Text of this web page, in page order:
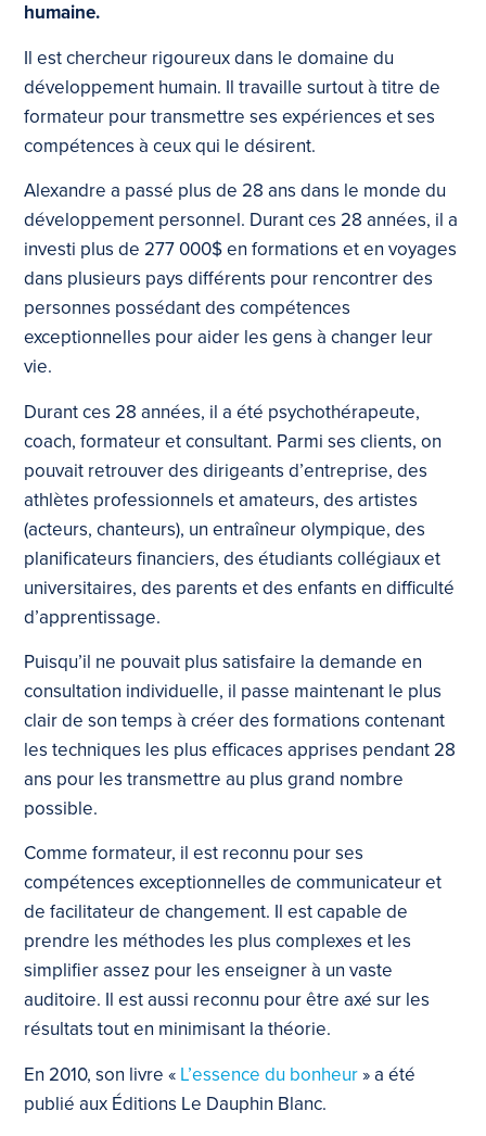
humaine.
Il est chercheur rigoureux dans le domaine du
développement humain. Il travaille surtout à titre de
formateur pour transmettre ses expériences et ses
compétences à ceux qui le désirent.
Alexandre a passé plus de 28 ans dans le monde du
développement personnel. Durant ces 28 années, il a
investi plus de 277 000$ en formations et en voyages
dans plusieurs pays différents pour rencontrer des
personnes possédant des compétences
exceptionnelles pour aider les gens à changer leur
vie.
Durant ces 28 années, il a été psychothérapeute,
coach, formateur et consultant. Parmi ses clients, on
pouvait retrouver des dirigeants d’entreprise, des
athlètes professionnels et amateurs, des artistes
(acteurs, chanteurs), un entraîneur olympique, des
planificateurs financiers, des étudiants collégiaux et
universitaires, des parents et des enfants en difficulté
d’apprentissage.
Puisqu’il ne pouvait plus satisfaire la demande en
consultation individuelle, il passe maintenant le plus
clair de son temps à créer des formations contenant
les techniques les plus efficaces apprises pendant 28
ans pour les transmettre au plus grand nombre
possible.
Comme formateur, il est reconnu pour ses
compétences exceptionnelles de communicateur et
de facilitateur de changement. Il est capable de
prendre les méthodes les plus complexes et les
simplifier assez pour les enseigner à un vaste
auditoire. Il est aussi reconnu pour être axé sur les
résultats tout en minimisant la théorie.
En 2010, son livre « L’essence du bonheur» a été
publié aux Éditions Le Dauphin Blanc.